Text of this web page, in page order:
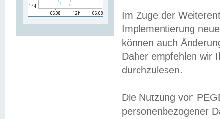
Im Zuge der
Implementierung
können auch
Daher empfehlen wir
durchzulesen.
Die Nutzung von
personenbezogener